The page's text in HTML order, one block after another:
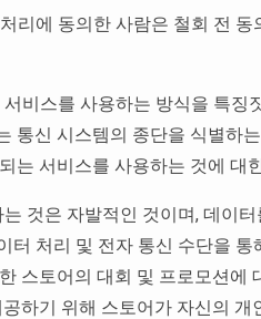
리에 동의한 사람은 철회 전
비스를 사용하는 방식을 특징
통신 시스템의 종단을 식별하
는 서비스를 사용하는 것에 대
것은 자발적인 것이며, 데이
처리 및 전자 통신 수단을
스토어의 대회 및 프로모션
하기 위해 스토어가 자신의